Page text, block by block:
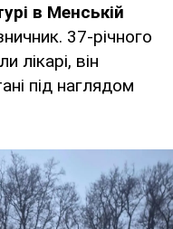
в Менській
37-річного
лікарі, він
під наглядом